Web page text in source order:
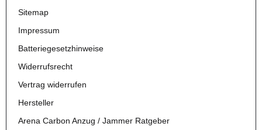
Sitemap
Impressum
Batteriegesetzhinweise
Widerrufsrecht
Vertrag widerrufen
Hersteller
Arena Carbon Anzug / Jammer Ratgeber